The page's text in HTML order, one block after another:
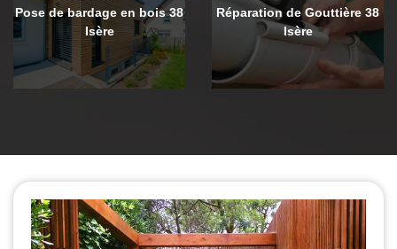
Pose de bardage en bois 38
Isère
Réparation de Gouttière 38
Isère